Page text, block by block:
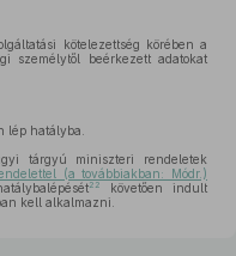
kötelezettség körében a
személytől beérkezett adatokat
lép hatályba.
tárgyú miniszteri rendeletek
(a továbbiakban: Módr.)
22
követően indult
kell alkalmazni.